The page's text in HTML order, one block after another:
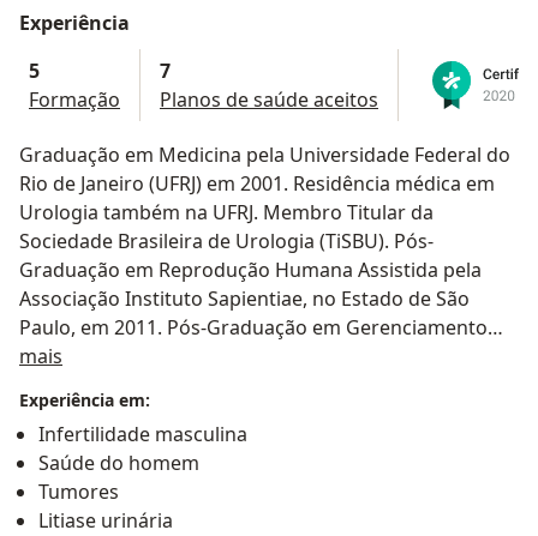
Experiência
5
Formação
7
Planos de saúde aceitos
Graduação em Medicina pela Universidade Federal do
Rio de Janeiro (UFRJ) em 2001. Residência médica em
Urologia também na UFRJ. Membro Titular da
Sociedade Brasileira de Urologia (TiSBU). Pós-
Graduação em Reprodução Humana Assistida pela
Associação Instituto Sapientiae, no Estado de São
Paulo, em 2011. Pós-Graduação em Gerenciamento
Operacional nas Organizações de Saúde pelo CEPERJ,
em 2016.
mais
Experiência em:
Infertilidade masculina
Saúde do homem
Tumores
Litiase urinária